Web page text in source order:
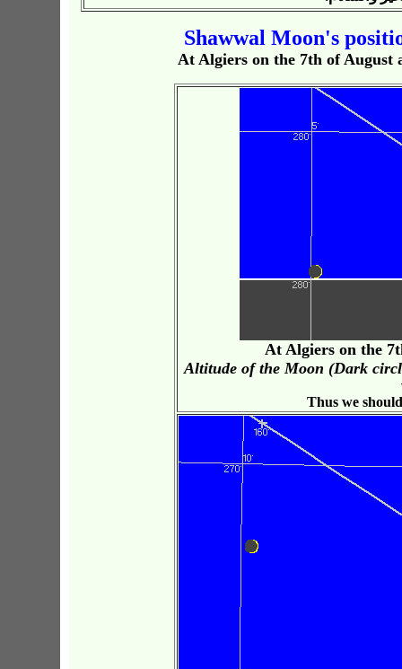
Shawwal Moon's
At Algiers on the 7th of August
At Algiers on the
Altitude of the Moon (Dark
Thus we